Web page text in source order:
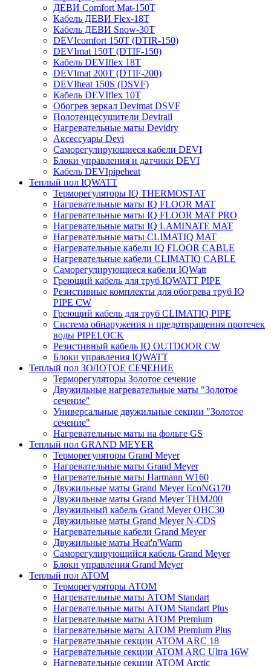
ДЕВИ Comfort Mat-150T
Кабель ДЕВИ Flex-18T
Кабель ДЕВИ Snow-30T
DEVIcomfort 150T (DTIR-150)
DEVImat 150T (DTIF-150)
Кабель DEVIflex 18T
DEVImat 200T (DTIF-200)
DEVIheat 150S (DSVF)
Кабель DEVIflex 10T
Обогрев зеркал Devimat DSVF
Полотенцесушители Devirail
Нагревательные маты Devidry
Аксессуары Devi
Саморегулирующиеся кабели DEVI
Блоки управления и датчики DEVI
Кабель DEVIpipeheat
Теплый пол IQWATT
Терморегуляторы IQ THERMOSTAT
Нагревательные маты IQ FLOOR MAT
Нагревательные маты IQ FLOOR MAT PRO
Нагревательные маты IQ LAMINATE MAT
Нагревательные маты CLIMATIQ MAT
Нагревательные кабели IQ FLOOR CABLE
Нагревательные кабели CLIMATIQ CABLE
Саморегулирующиеся кабели IQWatt
Греющий кабель для труб IQWATT PIPE
Резистивные комплекты для обогрева труб IQ
PIPE CW
Греющий кабель для труб CLIMATIQ PIPE
Система обнаружения и предотвращения протечек
воды PIPELOCK
Резистивный кабель IQ OUTDOOR CW
Блоки управления IQWATT
Теплый пол ЗОЛОТОЕ СЕЧЕНИЕ
Терморегуляторы Золотое сечение
Двужильные нагревательные маты "Золотое
сечение"
Универсальные двужильные секции "Золотое
сечение"
Нагревательные маты на фольге GS
Теплый пол GRAND MEYER
Терморегуляторы Grand Meyer
Нагревательные маты Grand Meyer
Нагревательные маты Harmann W160
Двужильные маты Grand Meyer EcoNG170
Двужильные маты Grand Meyer THM200
Двужильный кабель Grand Meyer OHC30
Двужильные маты Grand Meyer N-CDS
Нагревательные кабели Grand Meyer
Двужильные маты Heat'n'Warm
Саморегулирующийся кабель Grand Meyer
Блоки управления Grand Meyer
Теплый пол ATOM
Терморегуляторы АТОМ
Нагревательные маты АТОМ Standart
Нагревательные маты АТОМ Standart Plus
Нагревательные маты АТОМ Premium
Нагревательные маты АТОМ Premium Plus
Нагревательные секции АТОМ ARC 18
Нагревательные секции ATOM ARC Ultra 16W
Нагревательные секции АТОМ Arctic